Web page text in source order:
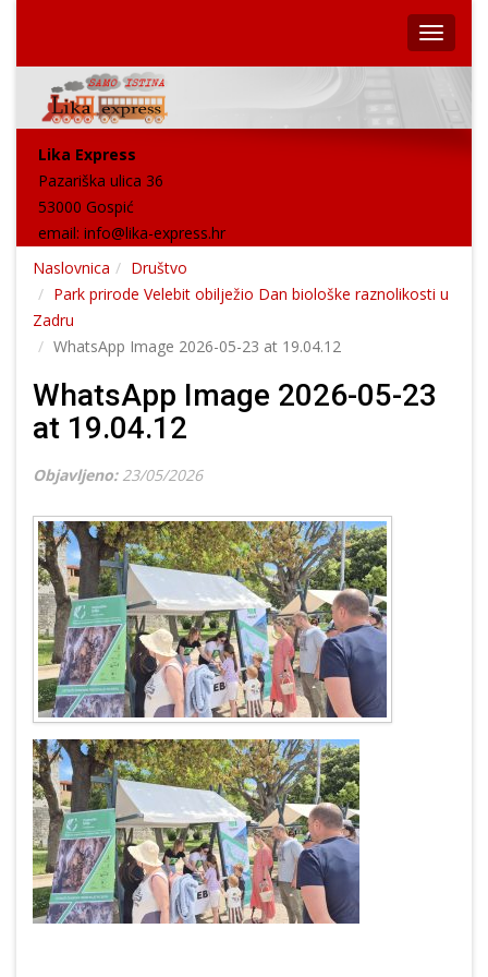
Lika Express
Pazariška ulica 36
53000 Gospić
email: info@lika-express.hr
Naslovnica
Društvo
Park prirode Velebit obilježio Dan biološke raznolikosti u
Zadru
WhatsApp Image 2026-05-23 at 19.04.12
WhatsApp Image 2026-05-23
at 19.04.12
Objavljeno: 23/05/2026